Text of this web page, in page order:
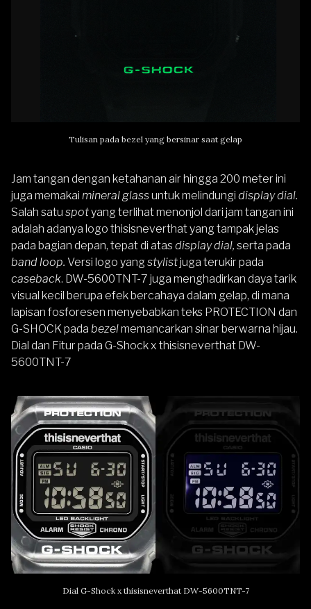
Tulisan pada bezel yang bersinar saat gelap
Jam tangan dengan ketahanan air hingga 200 meter ini
juga memakai mineral glassuntuk melindungi display dial.
Salah satu spotyang terlihat menonjol dari jam tangan ini
adalah adanya logo thisisneverthat yang tampak jelas
pada bagian depan, tepat di atasdisplay dial, serta pada
band loop. Versi logo yang stylistjuga terukir pada
caseback. DW-5600TNT-7 juga menghadirkan daya tarik
visual kecil berupa efek bercahaya dalam gelap, di mana
lapisan fosforesen menyebabkan teks PROTECTION dan
G-SHOCK pada bezelmemancarkan sinar berwarna hijau.
Dial dan Fitur pada G-Shock x thisisneverthat DW-
5600TNT-7
Dial G-Shock x thisisneverthat DW-5600TNT-7